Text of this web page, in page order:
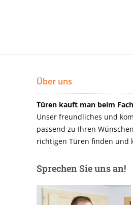
Über uns
Türen kauft man beim
Unser freundliches und
passend zu Ihren
richtigen Türen finden und
Sprechen Sie uns an!